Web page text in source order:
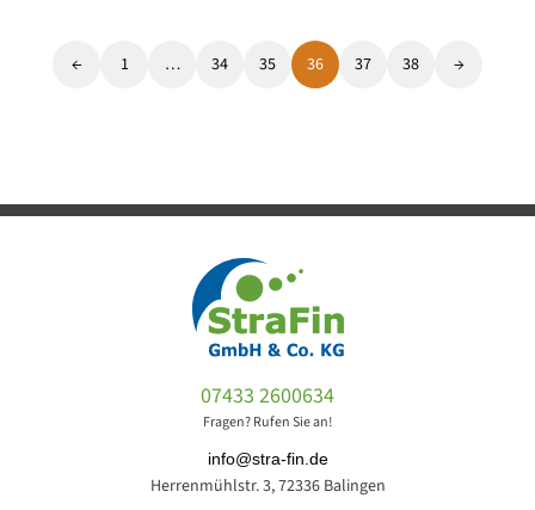
← 1 … 34 35 36 37 38 →
07433 2600634
Fragen? Rufen Sie an!
info@stra-fin.de
Herrenmühlstr. 3, 72336 Balingen